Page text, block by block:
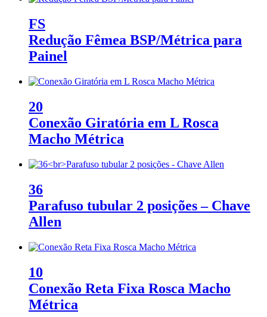
FS
Redução Fêmea BSP/Métrica para
Painel
20
Conexão Giratória em L Rosca
Macho Métrica
36
Parafuso tubular 2 posições – Chave
Allen
10
Conexão Reta Fixa Rosca Macho
Métrica